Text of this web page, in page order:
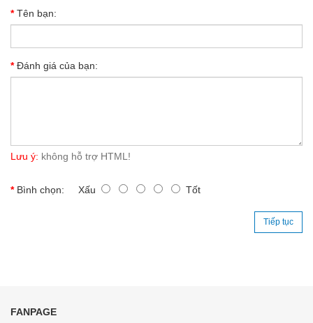
Tên bạn:
Đánh giá của bạn:
Lưu ý: không hỗ trợ HTML!
Bình chọn: Xấu Tốt
Tiếp tục
FANPAGE